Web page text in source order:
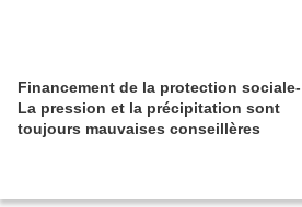
Financement de la protection sociale-
La pression et la précipitation sont
toujours mauvaises conseillères